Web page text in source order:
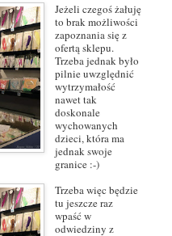
Jeżeli czegoś żałuję
to brak możliwości
zapoznania się z
ofertą sklepu.
Trzeba jednak było
pilnie uwzględnić
wytrzymałość
nawet tak
doskonale
wychowanych
dzieci, która ma
jednak swoje
granice :-)
Trzeba więc będzie
tu jeszcze raz
wpaść w
odwiedziny z